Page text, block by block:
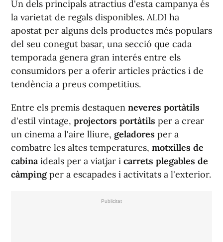
Un dels principals atractius d'esta campanya és
la varietat de regals disponibles. ALDI ha
apostat per alguns dels productes més populars
del seu conegut basar, una secció que cada
temporada genera gran interés entre els
consumidors per a oferir articles pràctics i de
tendència a preus competitius.
Entre els premis destaquen neveres portàtils
d'estil vintage, projectors portàtils per a crear
un cinema a l'aire lliure, geladores per a
combatre les altes temperatures, motxilles de
cabina ideals per a viatjar i carrets plegables de
càmpingper a escapades i activitats a l'exterior.